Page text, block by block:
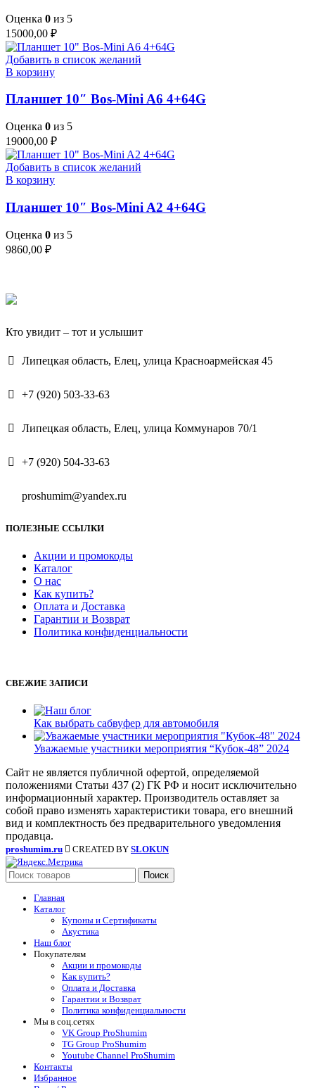
Оценка 0 из 5
15000,00 ₽
Добавить в список желаний
В корзину
Планшет 10″ Bos-Mini A6 4+64G
Оценка 0 из 5
19000,00 ₽
Добавить в список желаний
В корзину
Планшет 10″ Bos-Mini A2 4+64G
Оценка 0 из 5
9860,00 ₽
Кто увидит – тот и услышит
Липецкая область, Елец, улица Красноармейская 45
+7 (920) 503-33-63
Липецкая область, Елец, улица Коммунаров 70/1
+7 (920) 504-33-63
proshumim@yandex.ru
ПОЛЕЗНЫЕ ССЫЛКИ
Акции и промокоды
Каталог
О нас
Как купить?
Оплата и Доставка
Гарантии и Возврат
Политика конфиденциальности
СВЕЖИЕ ЗАПИСИ
Как выбрать сабвуфер для автомобиля
Уважаемые участники мероприятия “Кубок-48” 2024
Сайт не является публичной офертой, определяемой
положениями Статьи 437 (2) ГК РФ и носит исключительно
информационный характер. Производитель оставляет за
собой право изменять характеристики товара, его внешний
вид и комплектность без предварительного уведомления
продавца.
proshumim.ru CREATED BY SLOKUN
Поиск
Главная
Каталог
Купоны и Сертификаты
Акустика
Наш блог
Покупателям
Акции и промокоды
Как купить?
Оплата и Доставка
Гарантии и Возврат
Политика конфиденциальности
Мы в соц.сетях
VK Group ProShumim
TG Group ProShumim
Youtube Channel ProShumim
Контакты
Избранное